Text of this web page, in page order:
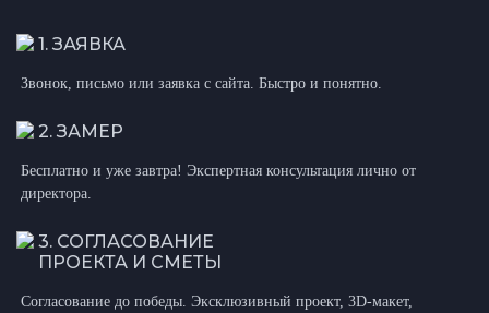
1. ЗАЯВКА
Звонок, письмо или заявка с сайта. Быстро и понятно.
2. ЗАМЕР
Бесплатно и уже завтра! Экспертная консультация лично от
директора.
3. СОГЛАСОВАНИЕ
ПРОЕКТА И СМЕТЫ
Согласование до победы. Эксклюзивный проект, 3D-макет,